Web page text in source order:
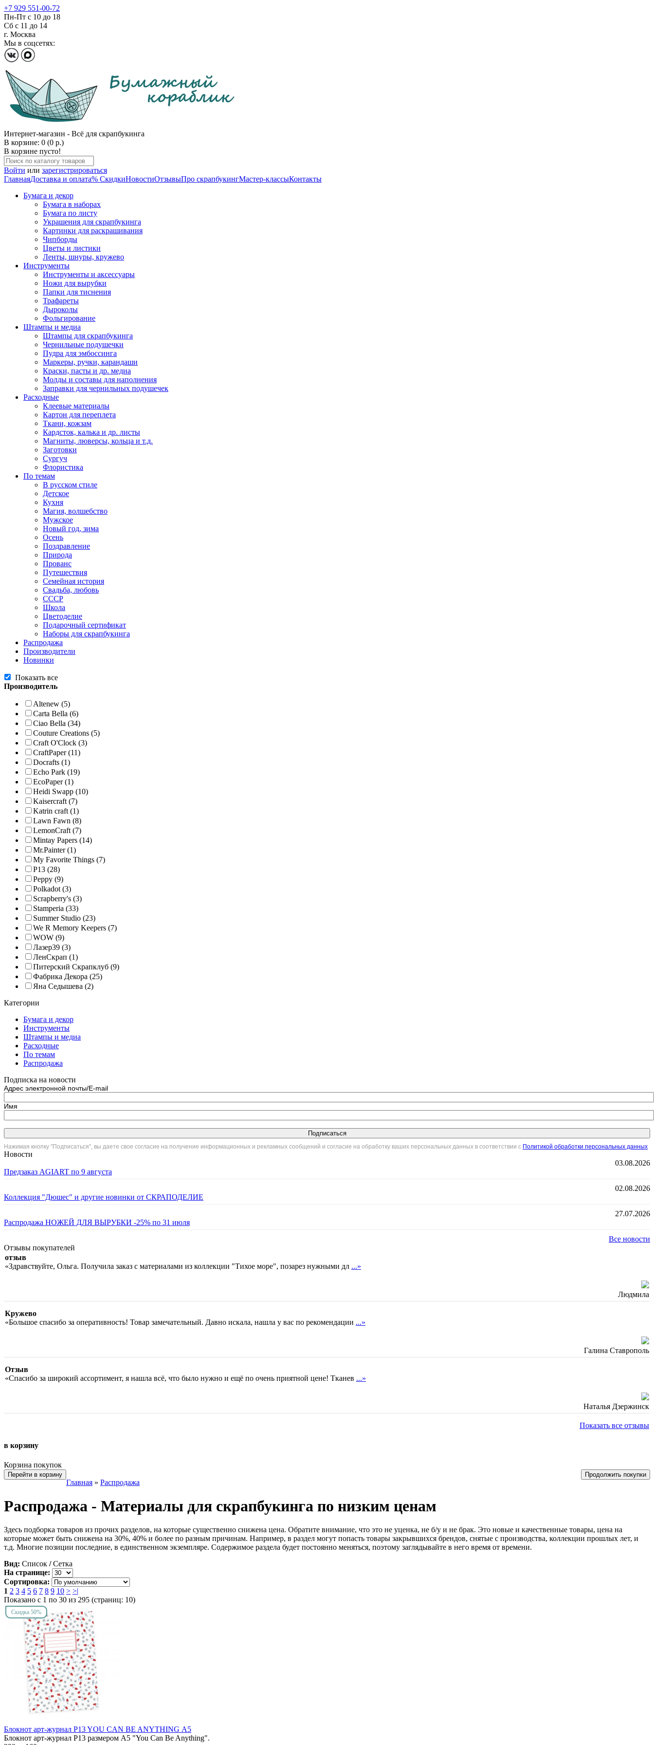
+7 929 551-00-72
Пн-Пт с 10 до 18
Сб с 11 до 14
г. Москва
Мы в соцсетях:
Интернет-магазин - Всё для скрапбукинга
В корзине: 0 (0 р.)
В корзине пусто!
Войти или зарегистрироваться
ГлавнаяДоставка и оплата% СкидкиНовостиОтзывыПро скрапбукингМастер-классыКонтакты
Бумага и декор
Бумага в наборах
Бумага по листу
Украшения для скрапбукинга
Картинки для раскрашивания
Чипборды
Цветы и листики
Ленты, шнуры, кружево
Инструменты
Инструменты и аксессуары
Ножи для вырубки
Папки для тиснения
Трафареты
Дыроколы
Фольгирование
Штампы и медиа
Штампы для скрапбукинга
Чернильные подушечки
Пудра для эмбоссинга
Маркеры, ручки, карандаши
Краски, пасты и др. медиа
Молды и составы для наполнения
Заправки для чернильных подушечек
Расходные
Клеевые материалы
Картон для переплета
Ткани, кожзам
Кардсток, калька и др. листы
Магниты, люверсы, кольца и т.д.
Заготовки
Сургуч
Флористика
По темам
В русском стиле
Детское
Кухня
Магия, волшебство
Мужское
Новый год, зима
Осень
Поздравление
Природа
Прованс
Путешествия
Семейная история
Свадьба, любовь
СССР
Школа
Цветоделие
Подарочный сертификат
Наборы для скрапбукинга
Распродажа
Производители
Новинки
Показать все
Производитель
Altenew (5)
Carta Bella (6)
Ciao Bella (34)
Couture Creations (5)
Craft O'Clock (3)
CraftPaper (11)
Docrafts (1)
Echo Park (19)
EcoPaper (1)
Heidi Swapp (10)
Kaisercraft (7)
Katrin craft (1)
Lawn Fawn (8)
LemonCraft (7)
Mintay Papers (14)
Mr.Painter (1)
My Favorite Things (7)
P13 (28)
Peppy (9)
Polkadot (3)
Scrapberry's (3)
Stamperia (33)
Summer Studio (23)
We R Memory Keepers (7)
WOW (9)
Лазер39 (3)
ЛенСкрап (1)
Питерский Скрапклуб (9)
Фабрика Декора (25)
Яна Седышева (2)
Категории
Бумага и декор
Инструменты
Штампы и медиа
Расходные
По темам
Распродажа
Подписка на новости
Адрес электронной почты/E-mail
Имя
Нажимая кнопку "Подписаться", вы даете свое согласие на получение информационных и рекламных сообщений и согласие на обработку ваших персональных данных в соответствии с Политикой обработки персональных данных
Новости
03.08.2026
Предзаказ AGIART по 9 августа
02.08.2026
Коллекция "Дюшес" и другие новинки от СКРАПОДЕЛИЕ
27.07.2026
Распродажа НОЖЕЙ ДЛЯ ВЫРУБКИ -25% по 31 июля
Все новости
Отзывы покупателей
отзыв
«Здравствуйте, Ольга. Получила заказ с материалами из коллекции "Тихое море", позарез нужными дл ...»
Людмила
Кружево
«Большое спасибо за оперативность! Товар замечательный. Давно искала, нашла у вас по рекомендации ...»
Галина Ставрополь
Отзыв
«Спасибо за широкий ассортимент, я нашла всё, что было нужно и ещё по очень приятной цене! Тканев ...»
Наталья Дзержинск
Показать все отзывы
в корзину
Корзина покупок
Перейти в корзину Продолжить покупки
Главная » Распродажа
Распродажа - Материалы для скрапбукинга по низким ценам
Здесь подборка товаров из прочих разделов, на которые существенно снижена цена. Обратите внимание, что это не уценка, не б/у и не брак. Это новые и качественные товары, цена на
которые может быть снижена на 30%, 40% и более по разным причинам. Например, в раздел могут попасть товары закрывшихся брендов, снятые с производства, коллекции прошлых лет, и
т.д. Многие позиции последние, в единственном экземпляре. Содержимое раздела будет постоянно меняться, поэтому заглядывайте в него время от времени.
Вид: Список / Сетка
На странице:
Сортировка:
1 2 3 4 5 6 7 8 9 10 > >|
Показано с 1 по 30 из 295 (страниц: 10)
Скидка 50%
Блокнот арт-журнал P13 YOU CAN BE ANYTHING А5
Блокнот арт-журнал P13 размером А5 "You Can Be Anything".